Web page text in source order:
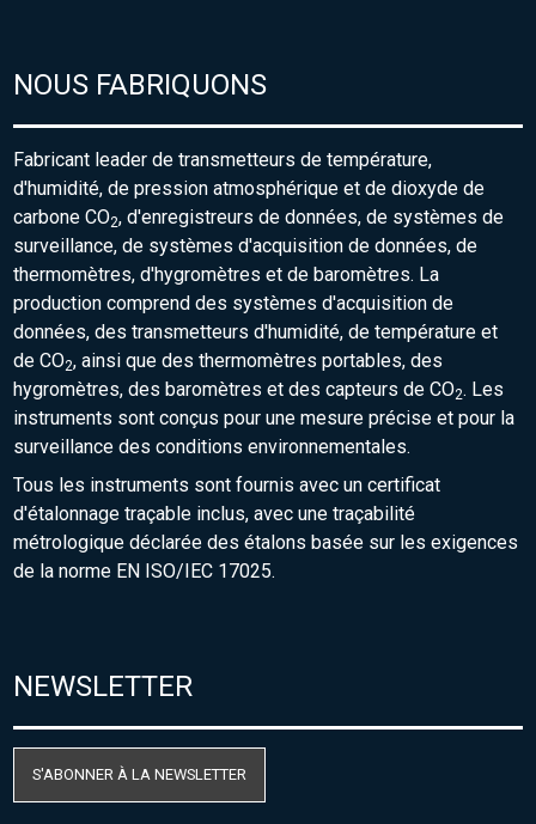
NOUS FABRIQUONS
Fabricant leader de transmetteurs de température,
d'humidité, de pression atmosphérique et de dioxyde de
carbone CO2, d'enregistreurs de données, de systèmes de
surveillance, de systèmes d'acquisition de données, de
thermomètres, d'hygromètres et de baromètres. La
production comprend des systèmes d'acquisition de
données, des transmetteurs d'humidité, de température et
de CO2, ainsi que des thermomètres portables, des
hygromètres, des baromètres et des capteurs de CO2. Les
instruments sont conçus pour une mesure précise et pour la
surveillance des conditions environnementales.
Tous les instruments sont fournis avec un certificat
d'étalonnage traçable inclus, avec une traçabilité
métrologique déclarée des étalons basée sur les exigences
de la norme EN ISO/IEC 17025.
NEWSLETTER
S'ABONNER À LA NEWSLETTER